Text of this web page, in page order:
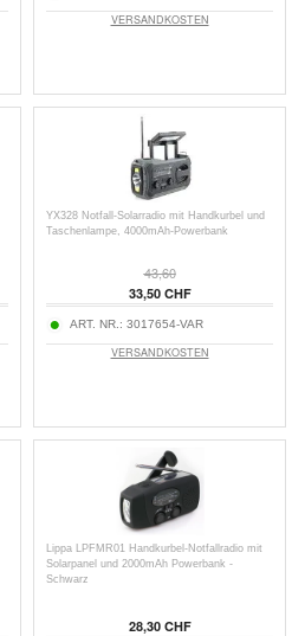
VERSANDKOSTEN
YX328 Notfall-Solarradio mit Handkurbel und
Taschenlampe, 4000mAh-Powerbank
43,60
33,50 CHF
ART. NR.: 3017654-VAR
VERSANDKOSTEN
Lippa LPFMR01 Handkurbel-Notfallradio mit
Solarpanel und 2000mAh Powerbank -
Schwarz
28,30 CHF